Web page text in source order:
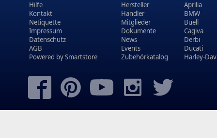
Hilfe
Kontakt
Netiquette
Impressum
Datenschutz
AGB
Powered bySmartstore
Hersteller
Händler
Mitglieder
Dokumente
News
Events
Zubehörkatalog
Aprilia
BMW
Buell
Cagiva
Derbi
Ducati
Harley-